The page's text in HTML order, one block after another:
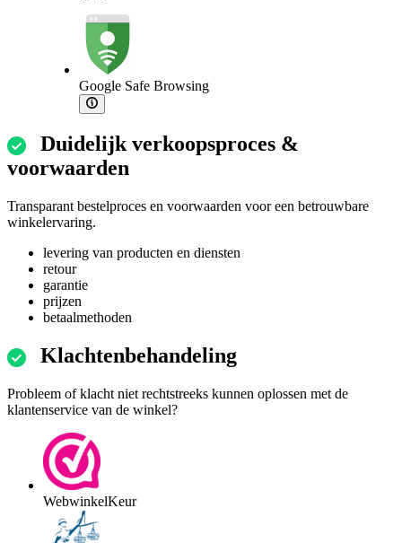
Google Safe Browsing
Duidelijk verkoopsproces &
voorwaarden
Transparant bestelproces en voorwaarden voor een betrouwbare
winkelervaring.
levering van producten en diensten
retour
garantie
prijzen
betaalmethoden
Klachtenbehandeling
Probleem of klacht niet rechtstreeks kunnen oplossen met de
klantenservice van de winkel?
WebwinkelKeur